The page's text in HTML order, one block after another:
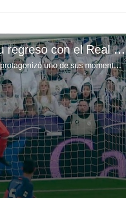
El fiasco de Keylor Navas en su regreso con el Real Madrid
El arquero tico del Real Madrid Keylor Navas, protagonizó uno de sus momentos más horrorosos en su carrera en el 1-0 del Fuenlabrada en el partido de vuelta de la Copa del Rey.